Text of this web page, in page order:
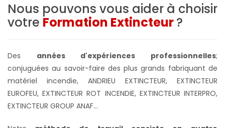
Nous pouvons vous aider à choisir
votre Formation Extincteur?
Des années d'expériences professionnelles;
conjuguées au savoir-faire des plus grands fabriquant de
matériel incendie, ANDRIEU EXTINCTEUR, EXTINCTEUR
EUROFEU, EXTINCTEUR ROT INCENDIE, EXTINCTEUR INTERPRO,
EXTINCTEUR GROUP ANAF...